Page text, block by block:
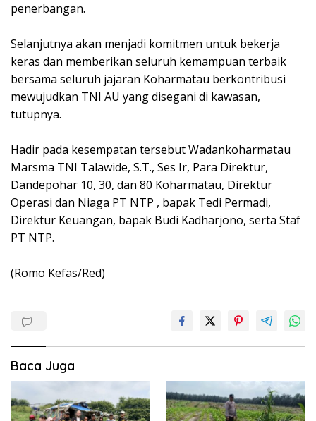
penerbangan.
Selanjutnya akan menjadi komitmen untuk bekerja
keras dan memberikan seluruh kemampuan terbaik
bersama seluruh jajaran Koharmatau berkontribusi
mewujudkan TNI AU yang disegani di kawasan,
tutupnya.
Hadir pada kesempatan tersebut Wadankoharmatau
Marsma TNI Talawide, S.T., Ses Ir, Para Direktur,
Dandepohar 10, 30, dan 80 Koharmatau, Direktur
Operasi dan Niaga PT NTP , bapak Tedi Permadi,
Direktur Keuangan, bapak Budi Kadharjono, serta Staf
PT NTP.
(Romo Kefas/Red)
Baca Juga